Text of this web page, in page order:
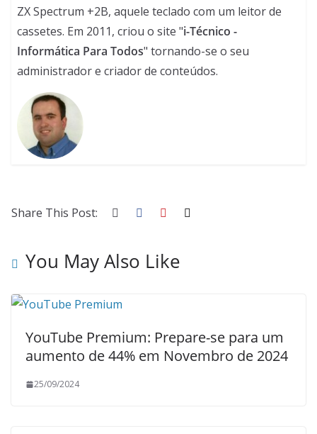
ZX Spectrum +2B, aquele teclado com um leitor de
cassetes. Em 2011, criou o site "i-Técnico -
Informática Para Todos" tornando-se o seu
administrador e criador de conteúdos.
Share This Post:
You May Also Like
YouTube Premium: Prepare-se para um
aumento de 44% em Novembro de 2024
25/09/2024